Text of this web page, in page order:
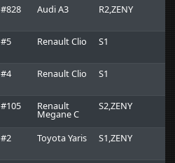
#828 Audi A3 R2,ZENY
#5 Renault Clio S1
#4 Renault Clio S1
#105 Renault
Megane C
S2,ZENY
#2 Toyota Yaris S1,ZENY